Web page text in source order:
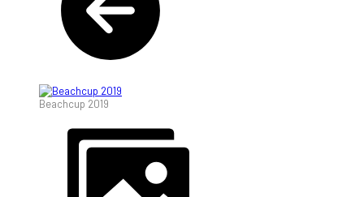
Beachcup 2019